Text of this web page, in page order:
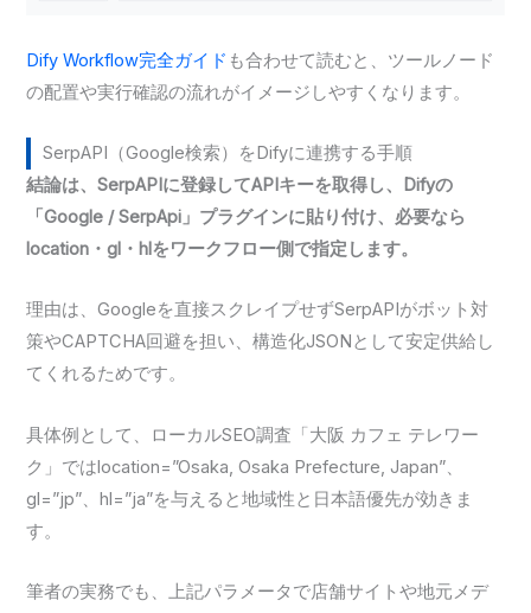
Dify Workflow完全ガイド も合わせて読むと、ツールノード
の配置や実行確認の流れがイメージしやすくなります。
SerpAPI（Google検索）をDifyに連携する手順
結論は、SerpAPIに登録してAPIキーを取得し、Difyの
「Google / SerpApi」プラグインに貼り付け、必要なら
location・gl・hlをワークフロー側で指定します。
理由は、Googleを直接スクレイプせずSerpAPIがボット対
策やCAPTCHA回避を担い、構造化JSONとして安定供給し
てくれるためです。
具体例として、ローカルSEO調査「大阪 カフェ テレワー
ク」ではlocation=”Osaka, Osaka Prefecture, Japan”、
gl=”jp”、hl=”ja”を与えると地域性と日本語優先が効きま
す。
筆者の実務でも、上記パラメータで店舗サイトや地元メデ